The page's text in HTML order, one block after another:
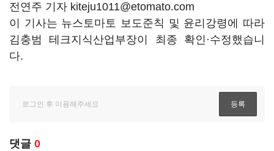
전연주 기자 kiteju1011@etomato.com
이 기사는 뉴스토마토 보도준칙 및 윤리강령에 따라
김충범 테크지식산업부장이 최종 확인·수정했습니
다.
댓글 0